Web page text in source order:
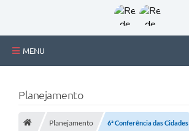
MENU
Links Úteis
Telefones Úteis
Planejamento
Planejamento 6ª Conferência das Cidades